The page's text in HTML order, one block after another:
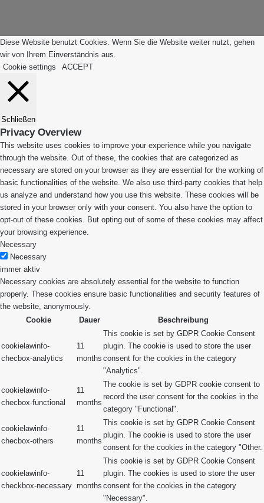
Diese Website benutzt Cookies. Wenn Sie die Website weiter nutzt, gehen
wir von Ihrem Einverständnis aus.
Cookie settings
ACCEPT
Schließen
Privacy Overview
This website uses cookies to improve your experience while you navigate
through the website. Out of these, the cookies that are categorized as
necessary are stored on your browser as they are essential for the working of
basic functionalities of the website. We also use third-party cookies that help
us analyze and understand how you use this website. These cookies will be
stored in your browser only with your consent. You also have the option to
opt-out of these cookies. But opting out of some of these cookies may affect
your browsing experience.
Necessary
Necessary
immer aktiv
Necessary cookies are absolutely essential for the website to function
properly. These cookies ensure basic functionalities and security features of
the website, anonymously.
Cookie
Dauer Beschreibung
cookielawinfo-
checbox-analytics
11
months
This cookie is set by GDPR Cookie Consent
plugin. The cookie is used to store the user
consent for the cookies in the category
"Analytics".
cookielawinfo-
checbox-functional
11
months
The cookie is set by GDPR cookie consent to
record the user consent for the cookies in the
category "Functional".
cookielawinfo-
checbox-others
11
months
This cookie is set by GDPR Cookie Consent
plugin. The cookie is used to store the user
consent for the cookies in the category "Other.
cookielawinfo-
checkbox-necessary
11
months
This cookie is set by GDPR Cookie Consent
plugin. The cookies is used to store the user
consent for the cookies in the category
"Necessary".